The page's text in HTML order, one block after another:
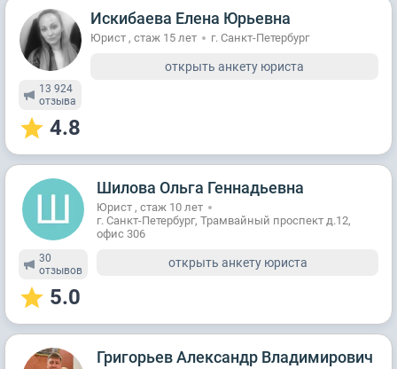
13 924
отзывa
4.8
Искибаева Елена Юрьевна
Юрист , стаж 15 лет г. Санкт-Петербург
открыть анкету юриста
30
отзывов
5.0
Шилова Ольга Геннадьевна
Юрист , стаж 10 лет
г. Санкт-Петербург, Трамвайный проспект д.12,
офис 306
открыть анкету юриста
Григорьев Александр Владимирович